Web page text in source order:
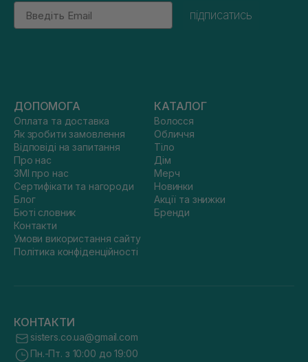
Email
підписатись
ДОПОМОГА
Оплата та доставка
Як зробити замовлення
Відповіді на запитання
Про нас
ЗМІ про нас
Сертифікати та нагороди
Блог
Бюті словник
Контакти
Умови використання сайту
Політика конфіденційності
КАТАЛОГ
Волосся
Обличчя
Тіло
Дім
Мерч
Новинки
Акції та знижки
Бренди
КОНТАКТИ
sisters.co.ua@gmail.com
Пн.-Пт. з 10:00 до 19:00